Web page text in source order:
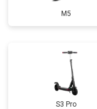
M5
S3 Pro